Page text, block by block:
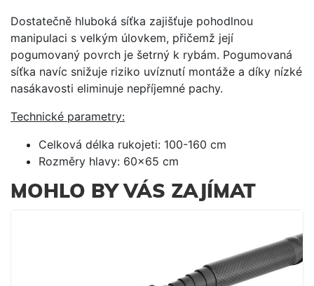
Dostatečně hluboká síťka zajišťuje pohodlnou
manipulaci s velkým úlovkem, přičemž její
pogumovaný povrch je šetrný k rybám. Pogumovaná
síťka navíc snižuje riziko uvíznutí montáže a díky nízké
nasákavosti eliminuje nepříjemné pachy.
Technické parametry:
Celková délka rukojeti: 100-160 cm
Rozměry hlavy: 60x65 cm
MOHLO BY VÁS ZAJÍMAT